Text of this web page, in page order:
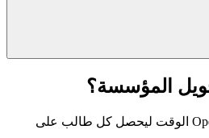
المؤسسة؟
اكتشف كيف يوفّر OpenEduCat الوقت ليحصل كل طالب على